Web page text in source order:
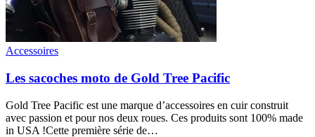
Accessoires
Les sacoches moto de Gold Tree Pacific
Gold Tree Pacific est une marque d’accessoires en cuir construit
avec passion et pour nos deux roues. Ces produits sont 100% made
in USA ! ​ Cette première série de…